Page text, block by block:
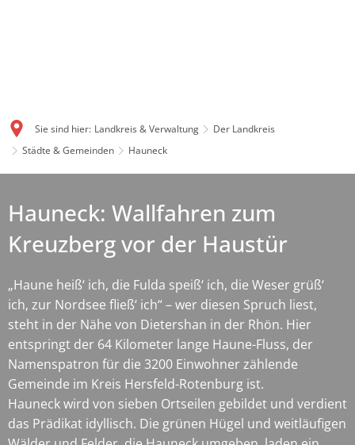
Sie sind hier: Landkreis & Verwaltung
Der Landkreis
Städte & Gemeinden
Hauneck
Hauneck: Wallfahren zum
Kreuzberg vor der Haustür
„Haune heiß‘ ich, die Fulda speiß‘ ich, die Weser grüß‘
ich, zur Nordsee fließ‘ ich“ – wer diesen Spruch liest,
steht in der Nähe von Dietershan in der Rhön. Hier
entspringt der 64 Kilometer lange Haune-Fluss, der
Namenspatron für die 3200 Einwohner zählende
Gemeinde im Kreis Hersfeld-Rotenburg ist.
Hauneck wird von sieben Ortseilen gebildet und verdient
das Prädikat idyllisch. Die grünen Hügel und weitläufigen